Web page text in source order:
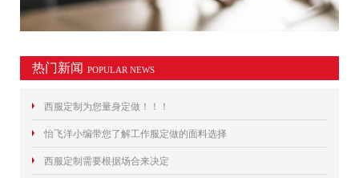
热门新闻 POPULAR NEWS
西服定制为您量身定做！！！
怡飞洋小编带您了解工作服定做的面料选择
西服定制需要根据场合来决定